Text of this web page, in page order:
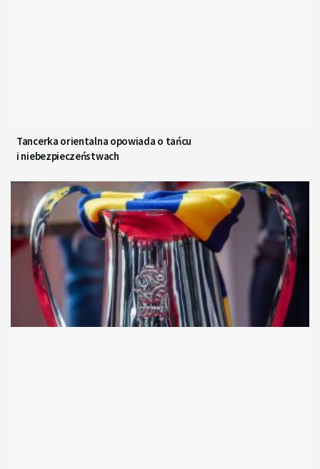
Tancerka orientalna opowiada o tańcu
i niebezpieczeństwach